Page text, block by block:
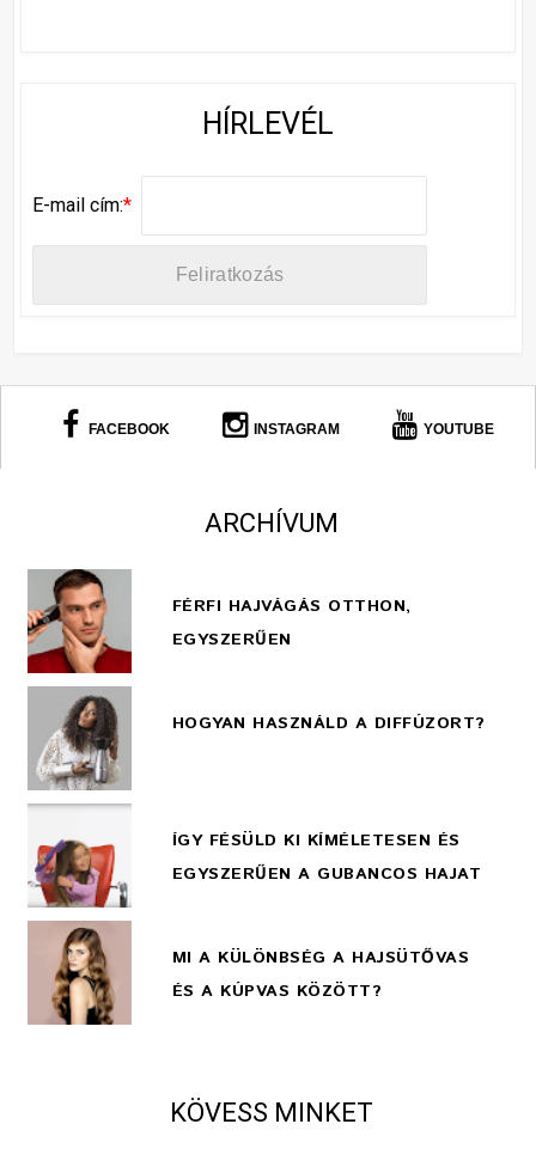
HÍRLEVÉL
E-mail cím:*
FACEBOOK INSTAGRAM YOUTUBE
ARCHÍVUM
FÉRFI HAJVÁGÁS OTTHON,
EGYSZERŰEN
HOGYAN HASZNÁLD A DIFFÚZORT?
ÍGY FÉSÜLD KI KÍMÉLETESEN ÉS
EGYSZERŰEN A GUBANCOS HAJAT
MI A KÜLÖNBSÉG A HAJSÜTŐVAS
ÉS A KÚPVAS KÖZÖTT?
KÖVESS MINKET